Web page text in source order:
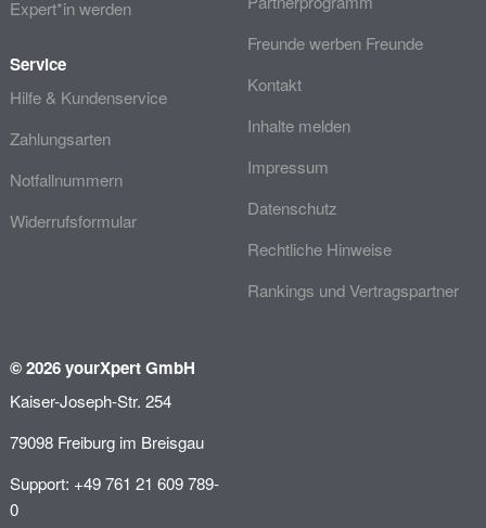
Expert*in werden
Service
Hilfe & Kundenservice
Zahlungsarten
Notfallnummern
Widerrufsformular
Freunde werben Freunde
Kontakt
Inhalte melden
Impressum
Datenschutz
Rechtliche Hinweise
Rankings und Vertragspartner
© 2026 yourXpert GmbH
Kaiser-Joseph-Str. 254
79098 Freiburg im Breisgau
Support: +49 761 21 609 789-
0